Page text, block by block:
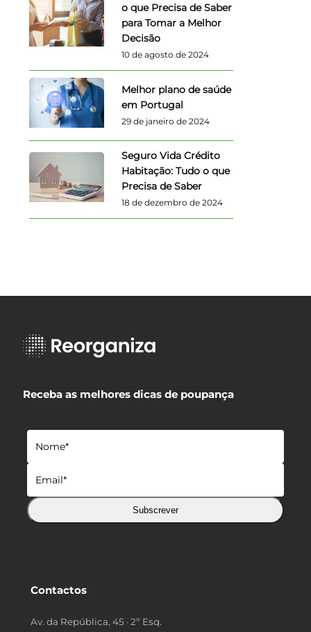
o que Precisa de Saber
para Tomar a Melhor
Decisão
10 de agosto de 2024
Melhor plano de saúde
em Portugal
29 de janeiro de 2024
Seguro Vida Crédito
Habitação: Tudo o que
Precisa de Saber
18 de dezembro de 2024
Receba as melhores dicas de poupança
Subscrever
Contactos
Av. da República, 45 · 2º Esq.